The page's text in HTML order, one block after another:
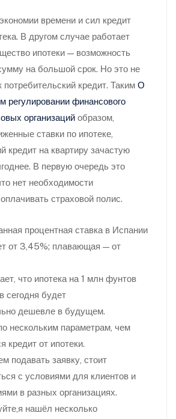
времени и сил кредит
В другом случае работает
ипотеки — возможность
на большой срок. Но это не
потребительский кредит. Таким О
регулировании финансового
организаций образом,
ставки по ипотеке,
кредит на квартиру зачастую
В первую очередь это
нет необходимости
страховой полис.
процентная ставка в Испании
от 3,45%; плавающая — от
что ипотека на 1 млн фунтов
сегодня будет
дешевле в будущем.
нескольким параметрам, чем
кредит от ипотеки.
подавать заявку, стоит
с условиями для клиентов и
в разных организациях.
нашёл несколько